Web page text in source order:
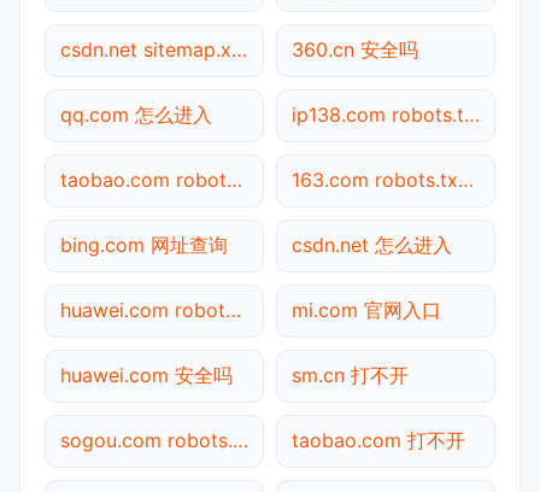
csdn.net sitemap.xml检测 360.cn 安全吗
qq.com 怎么进入 ip138.com robots.txt检测
taobao.com robots.txt检测 163.com robots.txt检测
bing.com 网址查询 csdn.net 怎么进入
huawei.com robots.txt检测 mi.com 官网入口
huawei.com 安全吗 sm.cn 打不开
sogou.com robots.txt检测 taobao.com 打不开